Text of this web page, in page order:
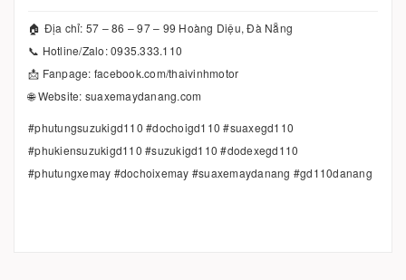
🏠 Địa chỉ: 57 – 86 – 97 – 99 Hoàng Diệu, Đà Nẵng
📞 Hotline/Zalo: 0935.333.110
📩 Fanpage: facebook.com/thaivinhmotor
🌐 Website: suaxemaydanang.com
#phutungsuzukigd110 #dochoigd110 #suaxegd110
#phukiensuzukigd110 #suzukigd110 #dodexegd110
#phutungxemay #dochoixemay #suaxemaydanang #gd110danang